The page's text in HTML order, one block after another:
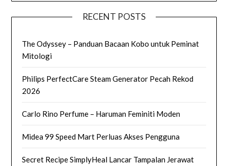
RECENT POSTS
The Odyssey – Panduan Bacaan Kobo untuk Peminat
Mitologi
Philips PerfectCare Steam Generator Pecah Rekod
2026
Carlo Rino Perfume – Haruman Feminiti Moden
Midea 99 Speed Mart Perluas Akses Pengguna
Secret Recipe SimplyHeal Lancar Tampalan Jerawat